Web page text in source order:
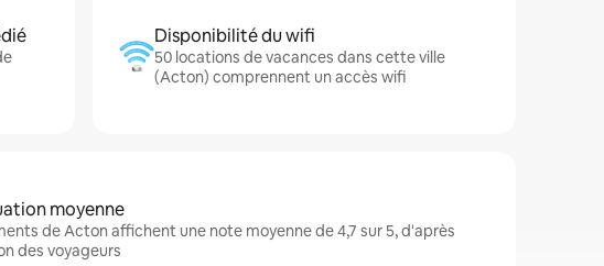
Disponibilité du wifi
50 locations de vacances dans cette ville
(Acton) comprennent un accès wifi
moyenne
de Acton affichent une note moyenne de 4,7 sur 5, d'après
des voyageurs